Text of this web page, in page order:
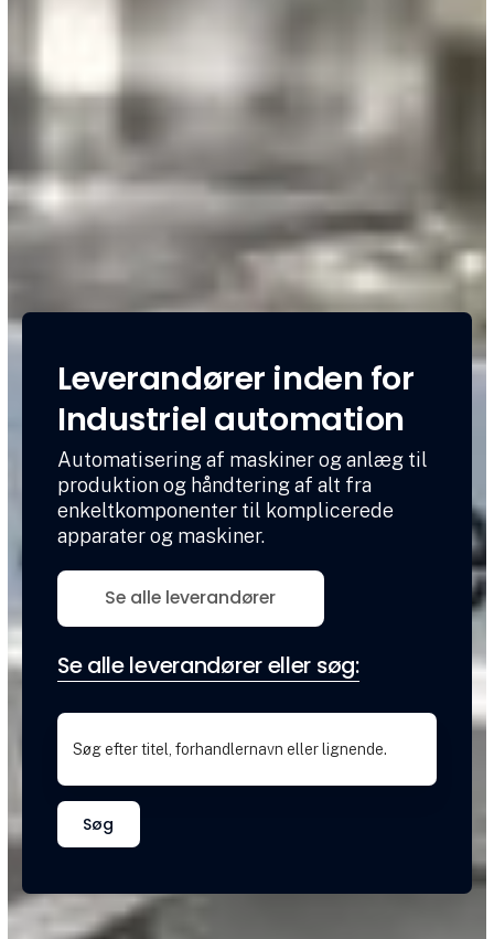
Leverandører inden for
Industriel automation
Automatisering af maskiner og anlæg til
produktion og håndtering af alt fra
enkeltkomponenter til komplicerede
apparater og maskiner.
Se alle leverandører
Se alle leverandører eller søg:
Søg